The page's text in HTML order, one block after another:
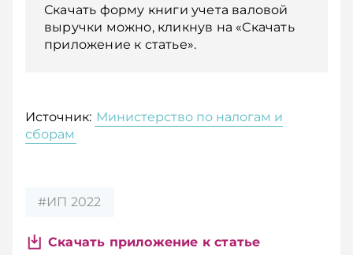
Скачать форму книги учета валовой
выручки можно, кликнув на «Скачать
приложение к статье».
Источник: Министерство по налогам и
сборам
#ИП 2022
Скачать приложение к статье